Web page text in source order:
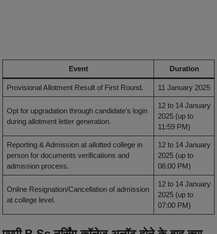
Event Duration
Provisional Allotment Result of First Round. 11 January 2025
Opt for upgradation through candidate’s login
during allotment letter generation.
12 to 14 January
2025 (up to
11:59 PM)
Reporting & Admission at allotted college in
person for documents verifications and
admission process.
12 to 14 January
2025 (up to
06:00 PM)
Online Resignation/Cancellation of admission
at college level.
12 to 14 January
2025 (up to
07:00 PM)